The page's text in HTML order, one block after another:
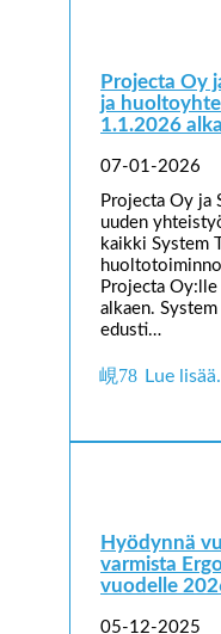
Projecta Oy
ja
1.1.2026
07-01-2026
Projecta Oy ja
uuden
kaikki System
Projecta
alkaen.
edusti…
Lue
Hyödynnä
varmista
vuodelle
05-12-2025